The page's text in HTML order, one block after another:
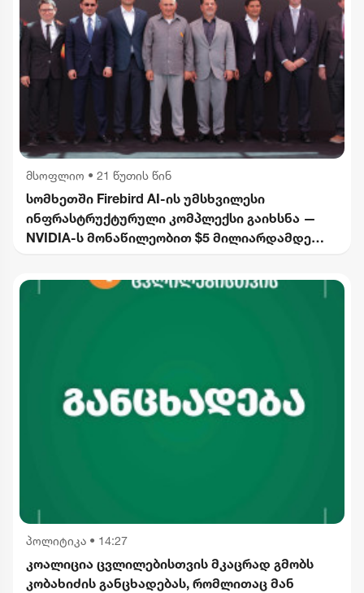
მსოფლიო • 21 წუთის წინ
სომხეთში Firebird AI-ის უმსხვილესი
ინფრასტრუქტურული კომპლექსი გაიხსნა —
NVIDIA-ს მონაწილეობით $5 მილიარდამდე
პოლიტიკა • 14:27
კოალიცია ცვლილებისთვის მკაცრად გმობს
კობახიძის განცხადებას, რომლითაც მან